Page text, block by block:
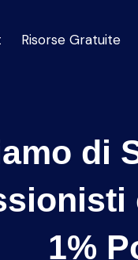
Risorse Gratuite
di
1%